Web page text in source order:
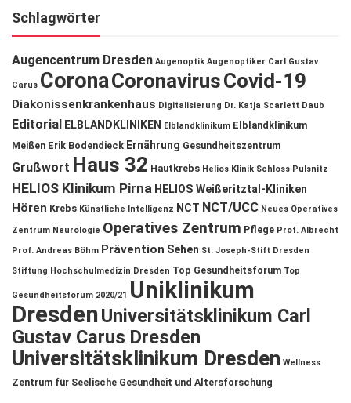
Schlagwörter
Augencentrum Dresden Augenoptik Augenoptiker Carl Gustav
Carus CoronaCoronavirusCovid-19
Diakonissenkrankenhaus Digitalisierung Dr. Katja Scarlett Daub
Editorial ELBLANDKLINIKEN Elblandklinikum Elblandklinikum
Meißen Erik Bodendieck Ernährung Gesundheitszentrum
Grußwort Haus 32 Hautkrebs Helios Klinik Schloss Pulsnitz
HELIOS Klinikum Pirna HELIOS Weißeritztal-Kliniken
Hören Krebs Künstliche Intelligenz NCT NCT/UCC Neues Operatives
Zentrum Neurologie Operatives Zentrum Pflege Prof. Albrecht
Prof. Andreas Böhm Prävention Sehen St. Joseph-Stift Dresden
Stiftung Hochschulmedizin Dresden Top Gesundheitsforum Top
Gesundheitsforum 2020/21 Uniklinikum
DresdenUniversitätsklinikum Carl
Gustav Carus Dresden
Universitätsklinikum Dresden Wellness
Zentrum für Seelische Gesundheit und Altersforschung